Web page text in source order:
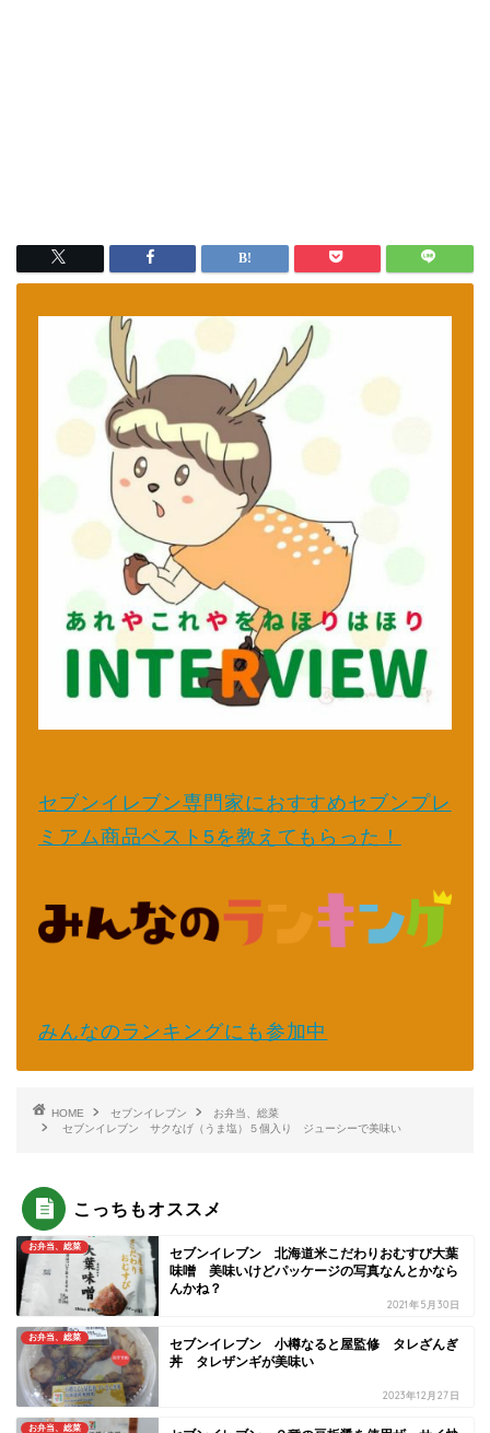
セブンイレブン専門家におすすめセブンプレ
ミアム商品ベスト5を教えてもらった！
みんなのランキングにも参加中
HOME セブンイレブン
お弁当、総菜
セブンイレブン サクなげ（うま塩）５個入り ジューシーで美味い
こっちもオススメ
お弁当、総菜
セブンイレブン 北海道米こだわりおむすび大葉
味噌 美味いけどパッケージの写真なんとかなら
んかね？
2021年5月30日
お弁当、総菜
セブンイレブン 小樽なると屋監修 タレざんぎ
丼 タレザンギが美味い
2023年12月27日
お弁当、総菜